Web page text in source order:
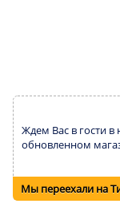
Ждем Вас в гости
обновленном
Мы переехали на